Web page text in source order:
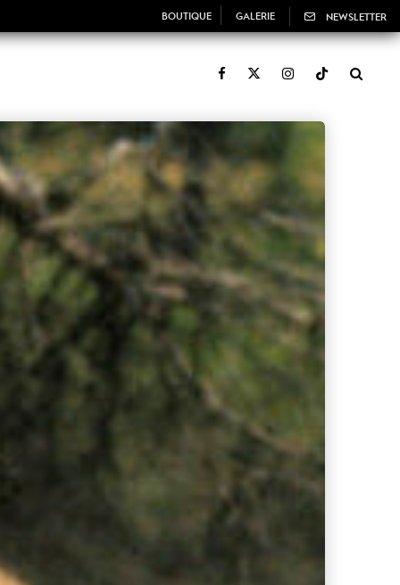
BOUTIQUE GALERIE NEWSLETTER